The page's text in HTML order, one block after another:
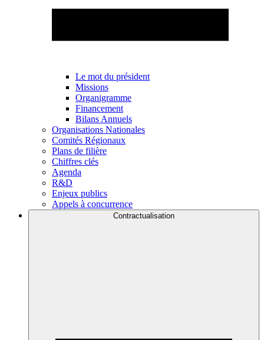
Le mot du président
Missions
Organigramme
Financement
Bilans Annuels
Organisations Nationales
Comités Régionaux
Plans de filière
Chiffres clés
Agenda
R&D
Enjeux publics
Appels à concurrence
Contractualisation